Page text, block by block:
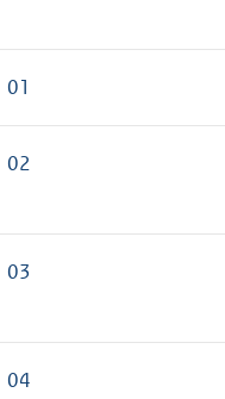
01
02
03
04